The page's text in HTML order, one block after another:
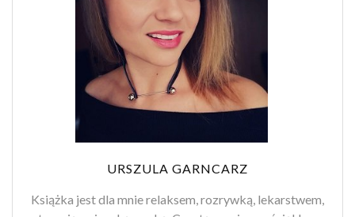
URSZULA GARNCARZ
Książka jest dla mnie relaksem, rozrywką, lekarstwem,